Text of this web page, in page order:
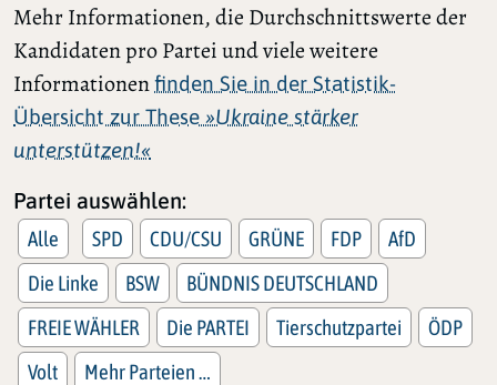
Mehr Informationen, die Durchschnittswerte der
Kandidaten pro Partei und viele weitere
Informationenfinden Sie in der Statistik-
Übersicht zur These »Ukraine stärker
unterstützen!«
Partei auswählen:
Alle SPD CDU/CSU GRÜNE FDP
AfD
Die Linke
BSW
BÜNDNIS DEUTSCHLAND
FREIE WÄHLER
Die PARTEI Tierschutzpartei
ÖDP
Volt
Mehr Parteien …